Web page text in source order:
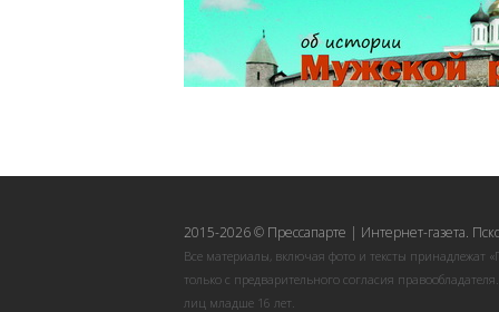
2015-2026 © Прессапарте | Интернет-газета.
Все материалы, включая фото и тексты принадлежат
только с предварительного согласия
лиц младше 16 лет.